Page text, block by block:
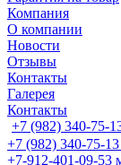
Компания
О компании
Новости
Отзывы
Контакты
Галерея
Контакты
+7 (982) 340-75-
+7 (982) 340-75-13
+7-912-401-09-53